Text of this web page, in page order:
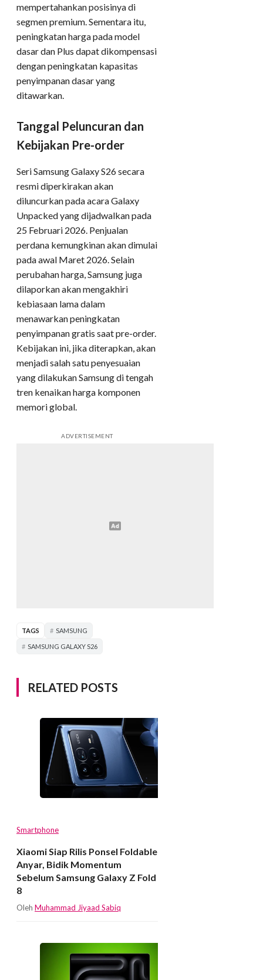
mempertahankan posisinya di
segmen premium. Sementara itu,
peningkatan harga pada model
dasar dan Plus dapat dikompensasi
dengan peningkatan kapasitas
penyimpanan dasar yang
ditawarkan.
Tanggal Peluncuran dan
Kebijakan Pre-order
Seri Samsung Galaxy S26 secara
resmi diperkirakan akan
diluncurkan pada acara Galaxy
Unpacked yang dijadwalkan pada
25 Februari 2026. Penjualan
perdana kemungkinan akan dimulai
pada awal Maret 2026. Selain
perubahan harga, Samsung juga
dilaporkan akan mengakhiri
kebiasaan lama dalam
menawarkan peningkatan
penyimpanan gratis saat pre-order.
Kebijakan ini, jika diterapkan, akan
menjadi salah satu penyesuaian
yang dilakukan Samsung di tengah
tren kenaikan harga komponen
memori global.
ADVERTISEMENT
TAGS SAMSUNG
SAMSUNG GALAXY S26
RELATED POSTS
Smartphone
Xiaomi Siap Rilis Ponsel Foldable
Anyar, Bidik Momentum
Sebelum Samsung Galaxy Z Fold
8
Oleh Muhammad Jiyaad Sabiq